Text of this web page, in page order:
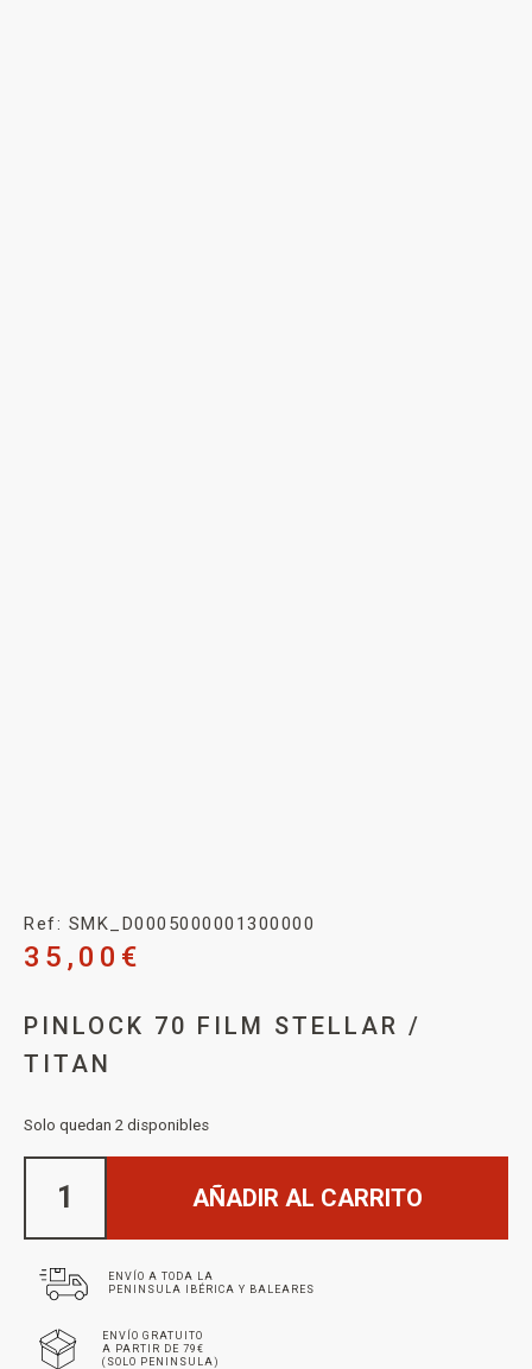
Ref: SMK_D0005000001300000
35,00 €
PINLOCK 70 FILM STELLAR /
TITAN
Solo quedan 2 disponibles
AÑADIR AL CARRITO
ENVÍO A TODA LA
PENINSULA IBÉRICA Y BALEARES
ENVÍO GRATUITO
A PARTIR DE 79€
(SOLO PENINSULA)